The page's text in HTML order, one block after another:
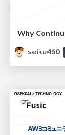
Why
seike460